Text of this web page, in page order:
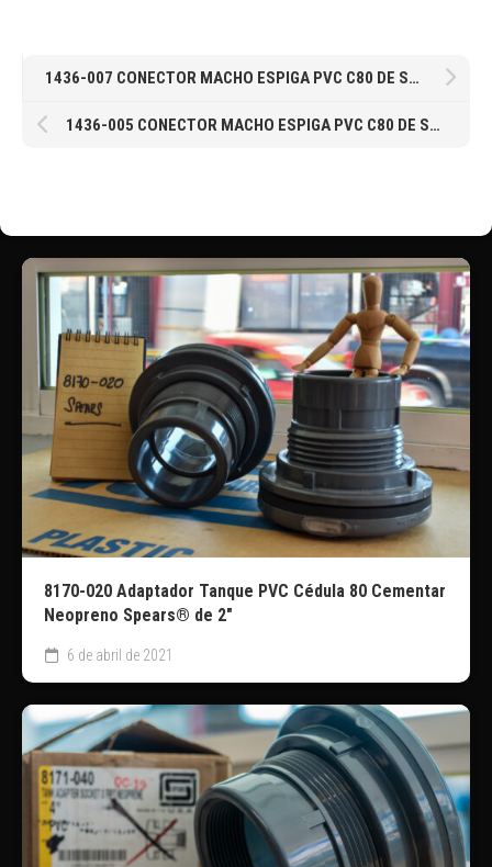
1436-007 CONECTOR MACHO ESPIGA PVC C80 DE SPEARS® EN 3/4″
1436-005 CONECTOR MACHO ESPIGA PVC C80 DE SPEARS® EN 1/2″
8170-020 Adaptador Tanque PVC Cédula 80 Cementar
Neopreno Spears® de 2″
6 de abril de 2021